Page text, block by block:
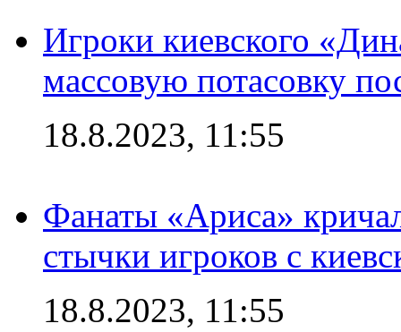
Игроки киевского
массовую потасовку
18.8.2023, 11:55
Фанаты «Ариса»
стычки игроков с
18.8.2023, 11:55